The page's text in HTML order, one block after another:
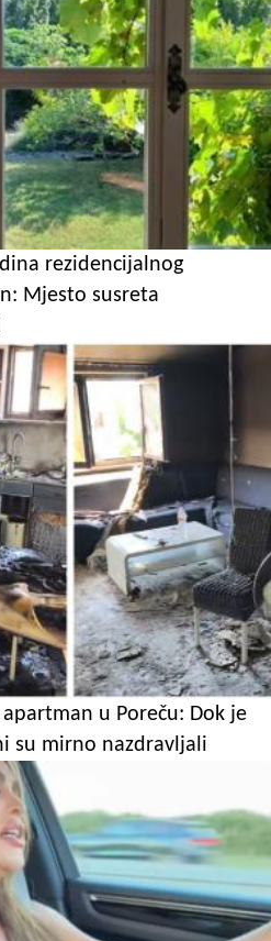
rezidencijalnog
Mjesto susreta
u Poreču: Dok je
su mirno nazdravljali